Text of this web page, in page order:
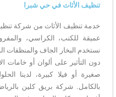
تنظيف الأثاث في حي شبرا
خدمة تنظيف الأثاث من شركة
عميقة للكنب، الكراسي،
نستخدم البخار الجاف والمنظفات
دون التأثير على ألوان أو
صغيرة أو فيلا كبيرة، لدينا
بالكامل. شركة بريق كلين